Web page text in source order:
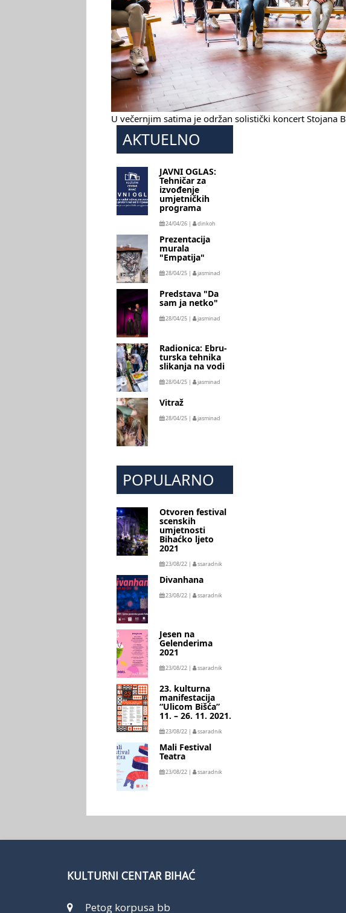
U večernjim satima je održan solistički koncert Stojana
AKTUELNO
JAVNI OGLAS:
Tehničar za
izvođenje
umjetničkih
programa
24/04/26 | dinkoh
Prezentacija
murala
"Empatija"
28/04/25 | jasminad
Predstava "Da
sam ja netko"
28/04/25 | jasminad
Radionica: Ebru-
turska tehnika
slikanja na vodi
28/04/25 | jasminad
Vitraž
28/04/25 | jasminad
POPULARNO
Otvoren festival
scenskih
umjetnosti
Bihaćko ljeto
2021
23/08/22 | ssaradnik
Divanhana
23/08/22 | ssaradnik
Jesen na
Gelenderima
2021
23/08/22 | ssaradnik
23. kulturna
manifestacija
“Ulicom Bišća”
11. – 26. 11. 2021.
23/08/22 | ssaradnik
Mali Festival
Teatra
23/08/22 | ssaradnik
KULTURNI CENTAR BIHAĆ
Petog korpusa bb